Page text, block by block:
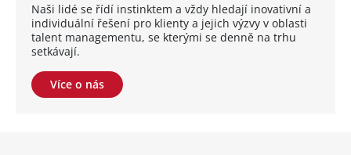
Naši lidé se řídí instinktem a vždy hledají inovativní a
individuální řešení pro klienty a jejich výzvy v oblasti
talent managementu, se kterými se denně na trhu
setkávají.
Více o nás